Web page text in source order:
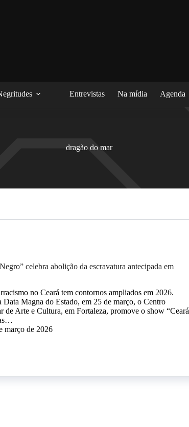
Entrevistas Na mídia Agenda
dragão do mar
celebra abolição da escravatura antecipada em
no Ceará tem contornos ampliados em 2026.
Data Magna do Estado, em 25 de março, o Centro
de Arte e Cultura, em Fortaleza, promove o show “Ceará
março de 2026